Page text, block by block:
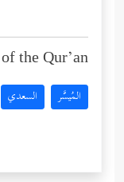
the Qur’an:
المُيسَّر السعدي